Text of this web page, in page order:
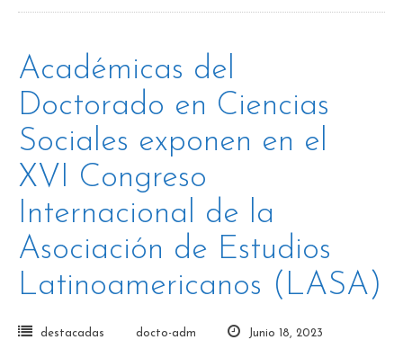
Académicas del
Doctorado en Ciencias
Sociales exponen en el
XVI Congreso
Internacional de la
Asociación de Estudios
Latinoamericanos (LASA)
destacadas docto-adm Junio 18, 2023